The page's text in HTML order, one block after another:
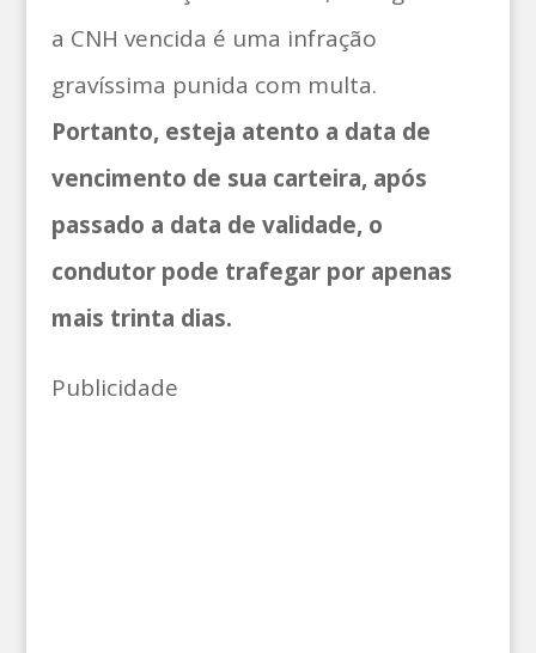
a CNH vencida é uma infração
gravíssima punida com multa.
Portanto, esteja atento a data de
vencimento de sua carteira, após
passado a data de validade, o
condutor pode trafegar por apenas
mais trinta dias.
Publicidade